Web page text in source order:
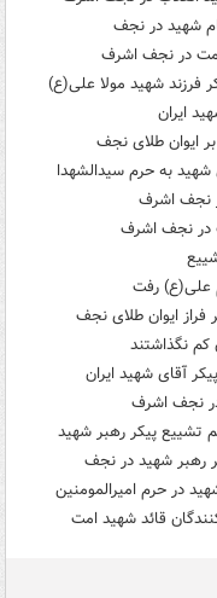
شهید در نجف
امت در نجف اشرف
فرزند شهید مولا علی(ع)
ایران
ایوان طلای نجف
شهید به حرم سیدالشهدا
نجف اشرف
در نجف اشرف
علی(ع) رفت
ایوان طلای نجف
کم نگذاشتند
آقای شهید ایران
نجف اشرف
پیکر رهبر شهید
رهبر شهید در نجف
در حرم امیرالمومنین
قائد شهید امت